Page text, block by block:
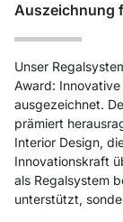
Auszeichnung
Unser
Award:
ausgezeichnet.
prämiert
Interior Design,
Innovationskraft
als Regalsystem
unterstützt,